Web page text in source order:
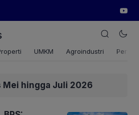
UMKM Agroindustri
Mei hingga Juli 2026